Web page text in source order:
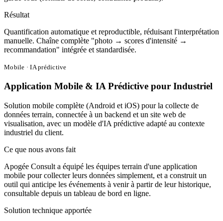
Résultat
Quantification automatique et reproductible, réduisant l'interprétation
manuelle. Chaîne complète "photo → scores d'intensité →
recommandation" intégrée et standardisée.
Mobile · IA prédictive
Application Mobile & IA Prédictive pour Industriel
Solution mobile complète (Android et iOS) pour la collecte de
données terrain, connectée à un backend et un site web de
visualisation, avec un modèle d'IA prédictive adapté au contexte
industriel du client.
Ce que nous avons fait
Apogée Consult a équipé les équipes terrain d'une application
mobile pour collecter leurs données simplement, et a construit un
outil qui anticipe les événements à venir à partir de leur historique,
consultable depuis un tableau de bord en ligne.
Solution technique apportée